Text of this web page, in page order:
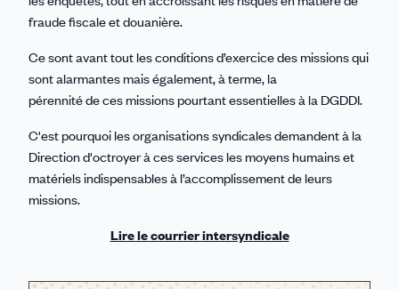
fraude fiscale et douanière.
Ce sont avant tout les conditions d’exercice des missions qui
sont alarmantes mais également, à terme, la
pérennité de ces missions pourtant essentielles à la DGDDI.
C'est pourquoi les organisations syndicales demandent à la
Direction d'octroyer à ces services les moyens humains et
matériels indispensables à l’accomplissement de leurs
missions.
Lire le courrier intersyndicale